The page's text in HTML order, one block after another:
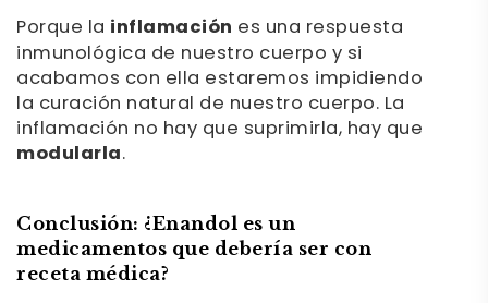
Porque la inflamación es una respuesta
inmunológica de nuestro cuerpo y si
acabamos con ella estaremos impidiendo
la curación natural de nuestro cuerpo. La
inflamación no hay que suprimirla, hay que
modularla.
Conclusión: ¿Enandol es un
medicamentos que debería ser con
receta médica?